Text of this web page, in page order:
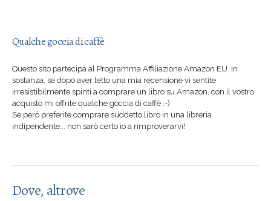
Qualche goccia di caffè
Questo sito partecipa al Programma Affiliazione Amazon EU. In
sostanza, se dopo aver letto una mia recensione vi sentite
irresistibilmente spinti a comprare un libro su Amazon, con il vostro
acquisto mi offrite qualche goccia di caffè :-)
Se però preferite comprare suddetto libro in una libreria
indipendente... non sarò certo io a rimproverarvi!
Dove, altrove